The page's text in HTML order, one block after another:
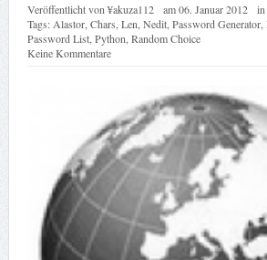
Veröffentlicht von¥akuza112 am06. Januar 2012
Tags: Alastor, Chars Len Nedit, Password Generator,
Password List, Python Random Choice
Keine Kommentare